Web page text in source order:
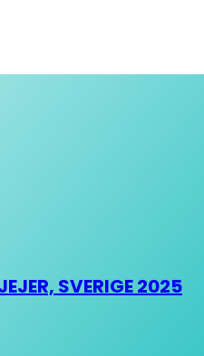
SVERIGE 2025